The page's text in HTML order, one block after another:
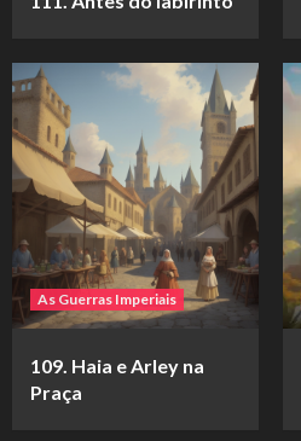
As Guerras Imperiais
109. Haia e Arley na
Praça